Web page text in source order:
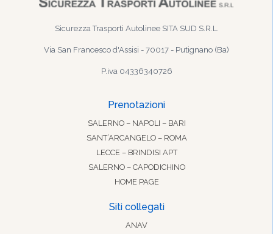
Sicurezza Trasporti Autolinee SITA SUD S.R.L.
Via San Francesco d'Assisi - 70017 - Putignano (Ba)
P.iva 04336340726
Prenotazioni
SALERNO – NAPOLI – BARI
SANT’ARCANGELO – ROMA
LECCE – BRINDISI APT
SALERNO – CAPODICHINO
HOME PAGE
Siti collegati
ANAV